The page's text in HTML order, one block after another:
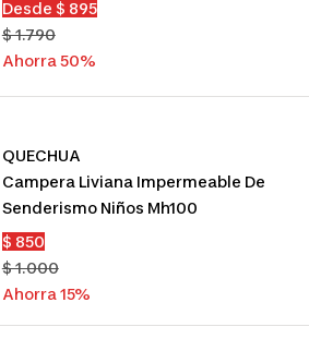
Precio
de
venta
Desde $ 895
Precio
normal
$ 1.790
Ahorra 50%
QUECHUA
Campera Liviana Impermeable De
Senderismo Niños Mh100
Precio
de
venta
$ 850
Precio
normal
$ 1.000
Ahorra 15%